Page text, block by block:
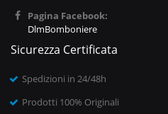
Pagina Facebook:
DlmBomboniere
Sicurezza Certificata
Spedizioni in 24/48h
Prodotti 100% Originali